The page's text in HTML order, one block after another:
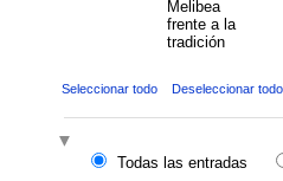
Melibea
frente a la
tradición
Seleccionar todo Deseleccionar todo
Todas las entradas